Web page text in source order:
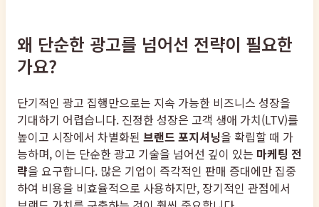
왜 단순한 광고를 넘어선 전략이 필요한
가요?
단기적인 광고 집행만으로는 지속 가능한 비즈니스 성장을
기대하기 어렵습니다. 진정한 성장은 고객 생애 가치(LTV)를
높이고 시장에서 차별화된 브랜드 포지셔닝을 확립할 때 가
능하며, 이는 단순한 광고 기술을 넘어선 깊이 있는 마케팅 전
략을 요구합니다. 많은 기업이 즉각적인 판매 증대에만 집중
하여 비용을 비효율적으로 사용하지만, 장기적인 관점에서